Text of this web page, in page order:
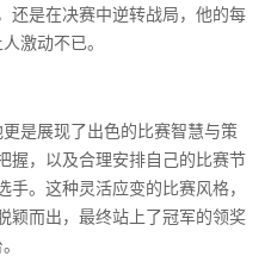
还是在决赛中逆转战局，他的每
激动不已。
是展现了出色的比赛智慧与策
握，以及合理安排自己的比赛节
。这种灵活应变的比赛风格，
颖而出，最终站上了冠军的领奖